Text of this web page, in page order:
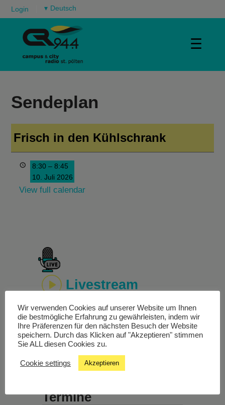
Login ▾
☰
Sendeplan
Frisch in den Kühlschrank
8:30 – 8:45
10. Juli 2026
View full calendar
Livestream
Studiochat
Songfinder
Termine
Wir verwenden Cookies auf unserer Website um Ihnen
die bestmögliche Erfahrung zu gewährleisten, indem wir
Ihre Präferenzen für den nächsten Besuch der Website
speichern. Durch das Klicken auf "Akzeptieren" stimmen
Sie ALL diesen Cookies zu.
Cookie settings Akzeptieren